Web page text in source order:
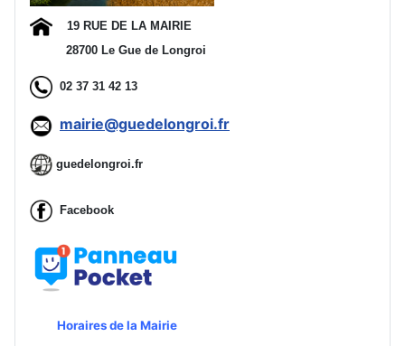
19 RUE DE LA MAIRIE
28700 Le Gue de Longroi
02 37 31 42 13
mairie@guedelongroi.fr
guedelongroi.fr
Facebook
Horaires de la Mairie